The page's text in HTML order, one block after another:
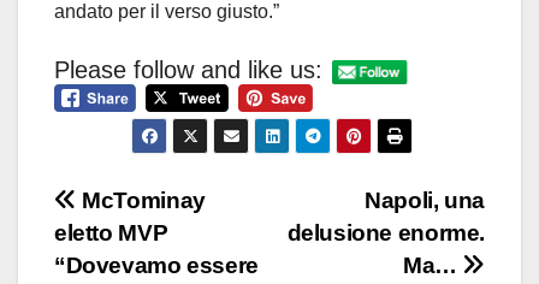
andato per il verso giusto.”
Please follow and like us:
Navigazione
articoli
Napoli, una
delusione enorme.
Ma…
McTominay
eletto MVP
“Dovevamo essere